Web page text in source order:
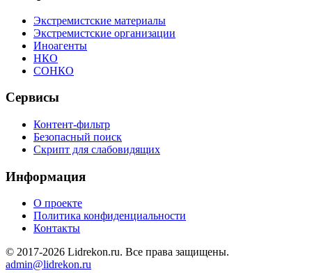
Экстремистские материалы
Экстремистские организации
Иноагенты
НКО
СОНКО
Сервисы
Контент-фильтр
Безопасный поиск
Скрипт для слабовидящих
Информация
О проекте
Политика конфиденциальности
Контакты
© 2017-2026 Lidrekon.ru. Все права защищены.
admin@lidrekon.ru